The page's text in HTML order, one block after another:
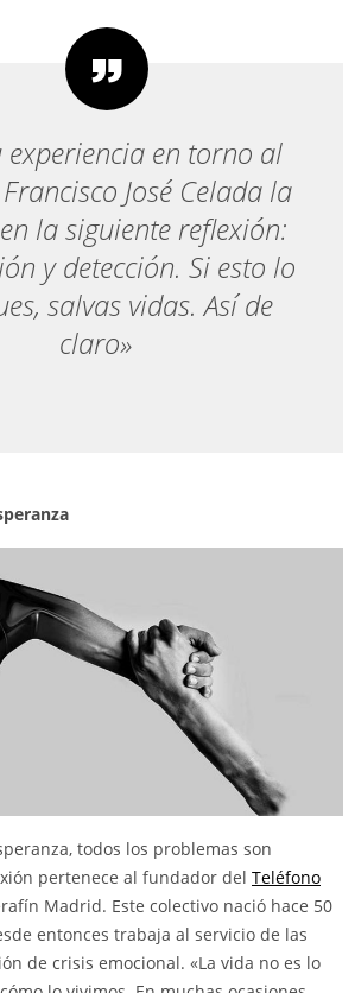
experiencia en torno al
José Celada la
la siguiente reflexión:
y detección. Si esto lo
salvas vidas. Así de
claro»
todos los problemas son
pertenece al fundador del Teléfono
Madrid. Este colectivo nació hace 50
entonces trabaja al servicio de las
de crisis emocional. «La vida no es lo